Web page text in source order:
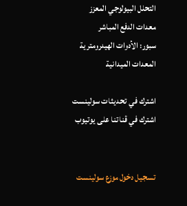
التحلل البيولوجي المعزز
معدات الدفع المباشر
سبور: الأدوات الهيدرومترية
المعدات الميدانية
اشترك في تحديثات سولينست
اشترك في قناتنا على يوتيوب
تسجيل دخول موزع سولينست